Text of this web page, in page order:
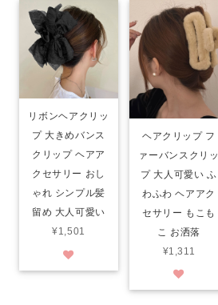
リボンヘアクリッ
プ 大きめバンス
クリップ ヘアア
クセサリー おし
ゃれ シンプル髪
留め 大人可愛い
¥1,501
ヘアクリップ フ
ァーバンスクリッ
プ 大人可愛い ふ
わふわ ヘアアク
セサリー もこも
こ お洒落
¥1,311